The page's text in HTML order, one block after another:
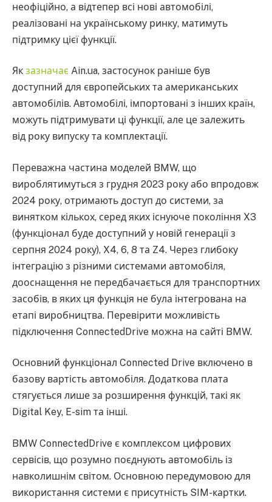
неофіційно, а відтепер всі нові автомобілі,
реалізовані на українському ринку, матимуть
підтримку цієї функції.
Як зазначає Ain.ua, застосунок раніше був
доступний для європейських та американських
автомобілів. Автомобілі, імпортовані з інших країн,
можуть підтримувати ці функції, але це залежить
від року випуску та комплектації.
Переважна частина моделей BMW, що
вироблятимуться з грудня 2023 року або впродовж
2024 року, отримають доступ до системи, за
винятком кількох, серед яких існуюче покоління X3
(функціонал буде доступний у новій генерації з
серпня 2024 року), X4, 6, 8 та Z4. Через глибоку
інтеграцію з різними системами автомобіля,
дооснащення не передбачається для транспортних
засобів, в яких ця функція не була інтегрована на
етапі виробництва. Перевірити можливість
підключення ConnectedDrive можна на сайті BMW.
Основний функціонал Connected Drive включено в
базову вартість автомобіля. Додаткова плата
стягується лише за розширення функцій, такі як
Digital Key, E-sim та інші.
BMW ConnectedDrive є комплексом цифрових
сервісів, що розумно поєднують автомобіль із
навколишнім світом. Основною передумовою для
використання системи є присутність SIM-картки.